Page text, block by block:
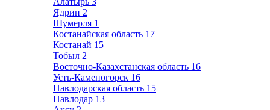
Ядрин 2
Шумерля 1
Костанайская область 17
Костанай 15
Тобыл 2
Восточно-Казахстанская область 16
Усть-Каменогорск 16
Павлодарская область 15
Павлодар 13